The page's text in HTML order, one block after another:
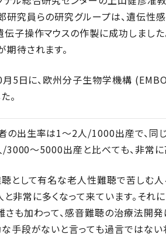
究員らの研究グループは、遺伝性
子操作マウスの作製に成功しました
待されます。
月5日に、欧州分子生物学機構
。
の出生率は1～2人/1000出産で、同
～5000出産と比べても、非常に
聴として有名な老人性難聴で苦しむ
非常に多くなって来ています。それ
も加わって、感音難聴の治療法開
手段がないと言っても過言ではない